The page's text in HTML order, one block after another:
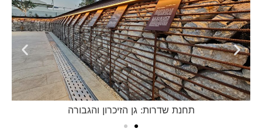
תחנת שדרות: גן הזיכרון והגבורה